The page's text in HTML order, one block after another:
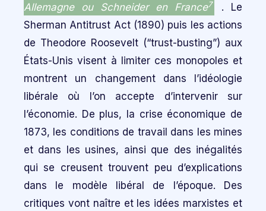
Allemagne ou Schneider en France7
. Le
Sherman Antitrust Act (1890) puis les actions
de Theodore Roosevelt (“trust-busting”) aux
États-Unis visent à limiter ces monopoles et
montrent un changement dans l’idéologie
libérale où l’on accepte d’intervenir sur
l’économie. De plus, la crise économique de
1873, les conditions de travail dans les mines
et dans les usines, ainsi que des inégalités
qui se creusent trouvent peu d’explications
dans le modèle libéral de l’époque. Des
critiques vont naître et les idées marxistes et